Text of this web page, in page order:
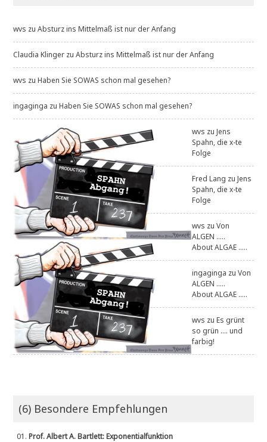
wvs zuAbsturz ins Mittelmaß ist nur der Anfang
Claudia Klinger zuAbsturz ins Mittelmaß ist nur der Anfang
wvs zuHaben Sie SOWAS schon mal gesehen?
ingaginga zuHaben Sie SOWAS schon mal gesehen?
wvs zuJens
Spahn, die x-te
Folge
Fred Lang zuJens
Spahn, die x-te
Folge
wvs zuVon
ALGEN .....
About ALGAE .....
ingaginga zuVon
ALGEN .....
About ALGAE .....
wvs zuEs grünt
so grün .... und
farbig!
(6) Besondere Empfehlungen
01.Prof. Albert A. Bartlett: Exponentialfunktion